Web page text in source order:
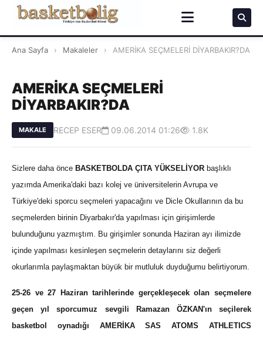
Ana Sayfa › Makaleler › AMERİKA SEÇMELERİ DİYARBAKIR?DA
AMERİKA SEÇMELERİ
DİYARBAKIR?DA
MAKALE RECEP ESER 09.06.2014 01:26 1.8K
Sizlere daha önce BASKETBOLDA ÇITA YÜKSELİYOR başlıklı
yazımda Amerika'daki bazı kolej ve üniversitelerin Avrupa ve
Türkiye'deki sporcu seçmeleri yapacağını ve Dicle Okullarının da bu
seçmelerden birinin Diyarbakır'da yapılması için girişimlerde
bulunduğunu yazmıştım. Bu girişimler sonunda Haziran ayı ilimizde
içinde yapılması kesinleşen seçmelerin detaylarını siz değerli
okurlarımla paylaşmaktan büyük bir mutluluk duyduğumu belirtiyorum.
25-26 ve 27 Haziran tarihlerinde gerçekleşecek olan seçmelere
geçen yıl sporcumuz sevgili Ramazan ÖZKAN'ın seçilerek
basketbol oynadığı AMERİKA SAS ATOMS ATHLETICS